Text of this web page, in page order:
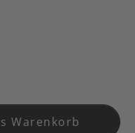
Warenkorb